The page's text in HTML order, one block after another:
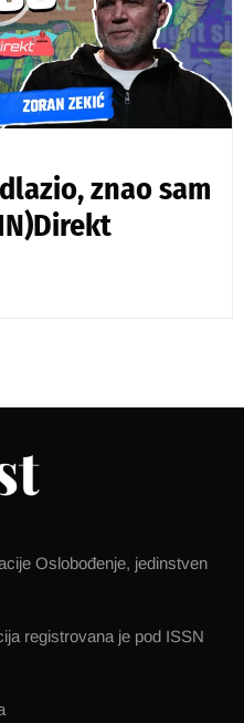
znao sam
Oslobođenje, jedinstven
registrovana je pod ISSN